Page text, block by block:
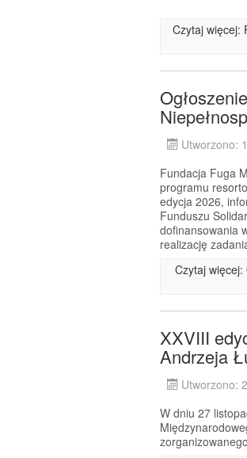
Czytaj więcej:
Utworzono:
Fundacja Fuga
programu
edycja 2026,
Funduszu
dofinansowania
realizację
Czytaj
XXVIII
Andrzeja
Utworzono:
W dniu 27